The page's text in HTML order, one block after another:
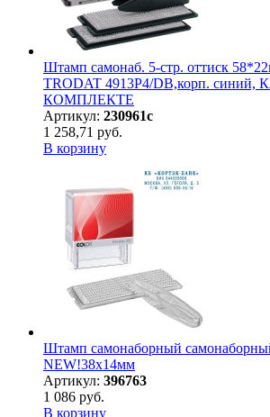
Штамп самонаб. 5-стр. оттиск
TRODAT 4913P4/DB,корп.
КОМПЛЕКТЕ
Артикул: 230961с
1 258,71 руб.
В корзину
Штамп самонаборный
NEW!38х14мм
Артикул: 396763
1 086 руб.
В корзину